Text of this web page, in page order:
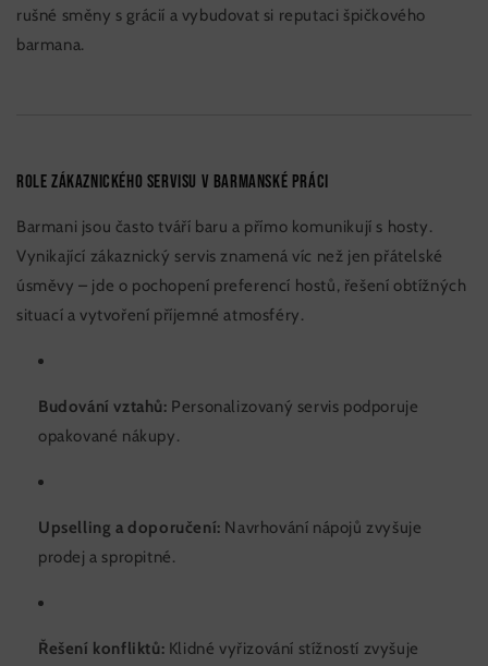
rušné směny s grácií a vybudovat si reputaci špičkového
barmana.
Role zákaznického servisu v barmanské práci
Barmani jsou často tváří baru a přímo komunikují s hosty.
Vynikající zákaznický servis znamená víc než jen přátelské
úsměvy – jde o pochopení preferencí hostů, řešení obtížných
situací a vytvoření příjemné atmosféry.
Budování vztahů: Personalizovaný servis podporuje
opakované nákupy.
Upselling a doporučení: Navrhování nápojů zvyšuje
prodej a spropitné.
Řešení konfliktů: Klidné vyřizování stížností zvyšuje